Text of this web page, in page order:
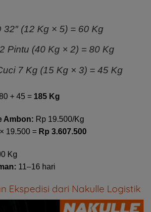
32″ (12 Kg × 5) = 60 Kg
Pintu (40 Kg × 2) = 80 Kg
7 Kg (15 Kg × 3) = 45 Kg
+ 45 = 185 Kg
Ambon: Rp 19.500/Kg
19.500 = Rp 3.607.500
Kg
11–16 hari
Ekspedisi dari Nakulle Logistik